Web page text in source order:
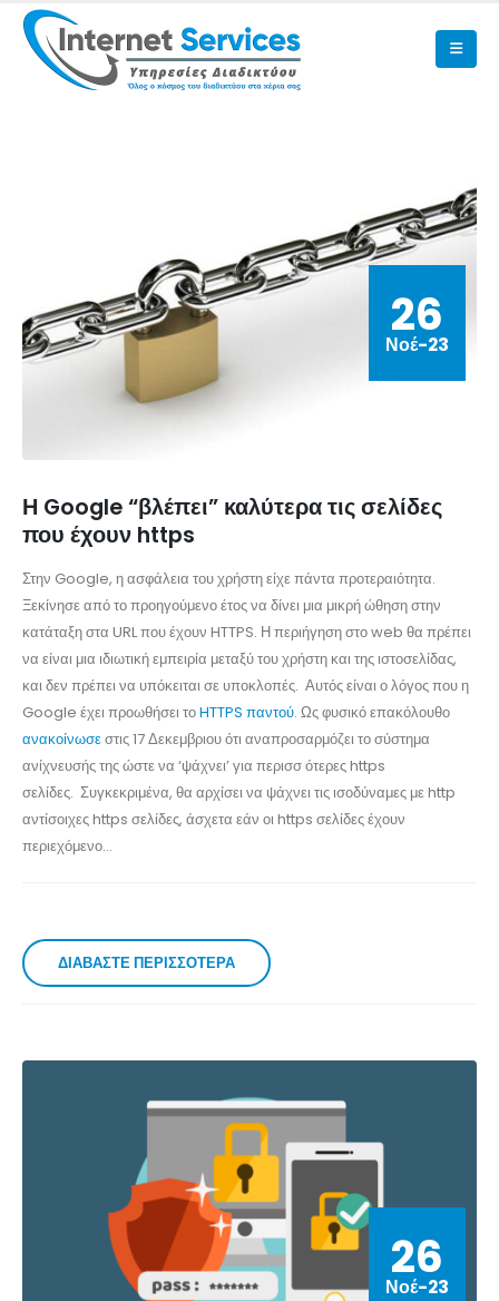
26
Νοέ-23
Η Google “βλέπει” καλύτερα τις σελίδες
που έχουν https
Στην Google, η ασφάλεια του χρήστη είχε πάντα προτεραιότητα.
Ξεκίνησε από το προηγούμενο έτος να δίνει μια μικρή ώθηση στην
κατάταξη στα URL που έχουν HTTPS. Η περιήγηση στο web θα πρέπει
να είναι μια ιδιωτική εμπειρία μεταξύ του χρήστη και της ιστοσελίδας,
και δεν πρέπει να υπόκειται σε υποκλοπές. Αυτός είναι ο λόγος που η
Google έχει προωθήσει τοHTTPS παντού. Ως φυσικό επακόλουθο
ανακοίνωσεστις 17 Δεκεμβριου ότι αναπροσαρμόζει το σύστημα
ανίχνευσής της ώστε να ‘ψάχνει’ για περισσ ότερες https
σελίδες. Συγκεκριμένα, θα αρχίσει να ψάχνει τις ισοδύναμες με http
αντίσοιχες https σελίδες, άσχετα εάν οι https σελίδες έχουν
περιεχόμενο...
ΔΙΑΒΆΣΤΕ ΠΕΡΙΣΣΌΤΕΡΑ
26
Νοέ-23